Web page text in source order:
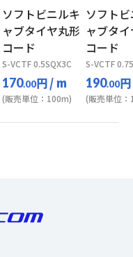
ソフトビニルキ
ャブタイヤ丸形
コード
S-VCTF 0.5SQX3C
170.00円/ m
(販売単位：100m)
ソフト
ャブタ
コード
S-VCTF
190.00円
(販売単位